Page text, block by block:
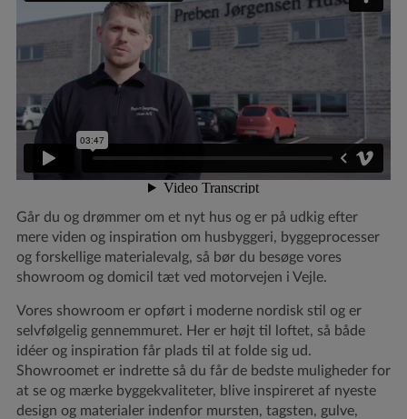
Går du og drømmer om et nyt hus og er på udkig efter
mere viden og inspiration om husbyggeri, byggeprocesser
og forskellige materialevalg, så bør du besøge vores
showroom og domicil tæt ved motorvejen i Vejle.
Vores showroom er opført i moderne nordisk stil og er
selvfølgelig gennemmuret. Her er højt til loftet, så både
idéer og inspiration får plads til at folde sig ud.
Showroomet er indrette så du får de bedste muligheder for
at se og mærke byggekvaliteter, blive inspireret af nyeste
design og materialer indenfor mursten, tagsten, gulve,